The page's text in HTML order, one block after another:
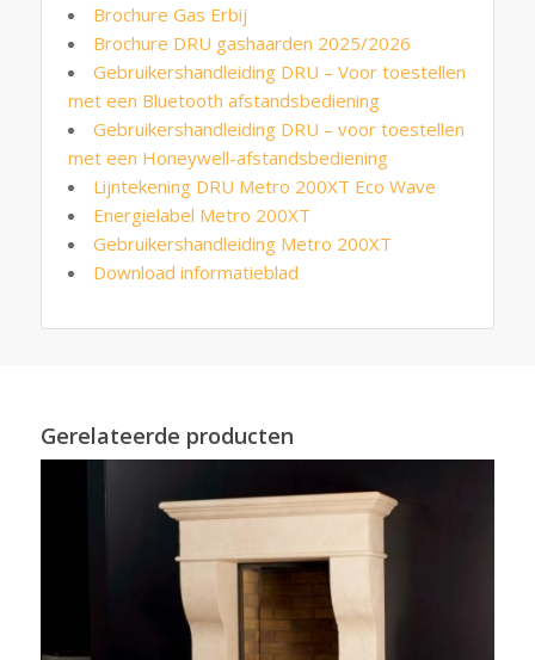
Brochure Gas Erbij
Brochure DRU gashaarden 2025/2026
Gebruikershandleiding DRU – Voor toestellen
met een Bluetooth afstandsbediening
Gebruikershandleiding DRU – voor toestellen
met een Honeywell-afstandsbediening
Lijntekening DRU Metro 200XT Eco Wave
Energielabel Metro 200XT
Gebruikershandleiding Metro 200XT
Download informatieblad
Gerelateerde producten